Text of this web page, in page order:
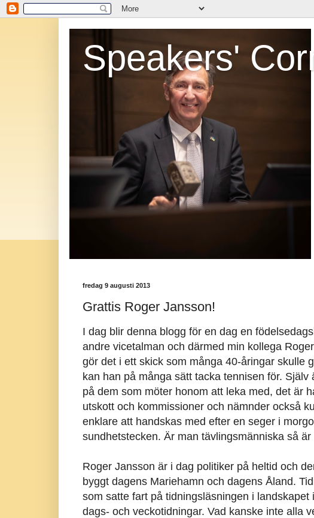
Speakers'
fredag 9 augusti 2013
Grattis Roger Jansson!
I dag blir denna blogg för en dag en
andre vicetalman och därmed min kollega
gör det i ett skick som många 40-åringar skulle
kan han på många sätt tacka tennisen för.
på dem som möter honom att leka med, det är
utskott och kommissioner och nämnder också
enklare att handskas med efter en seger i
sundhetstecken. Är man tävlingsmänniska så är
Roger Jansson är i dag politiker på heltid och
byggt dagens Mariehamn och dagens Åland.
som satte fart på tidningsläsningen i
dags- och veckotidningar. Vad kanske inte alla